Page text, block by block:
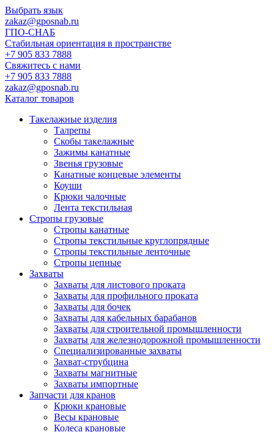
Выбрать язык
zakaz@gposnab.ru
ГПО-СНАБ
Стабильная ориентация в пространстве
+7 905 833 7888
Свяжитесь с нами
+7 905 833 7888
zakaz@gposnab.ru
Каталог товаров
Такелажные изделия
Талрепы
Скобы такелажные
Зажимы канатные
Звенья грузовые
Канатные концевые элементы
Коуши
Крюки чалочные
Лента текстильная
Стропы грузовые
Стропы канатные
Стропы текстильные круглопрядные
Стропы текстильные ленточные
Стропы цепные
Захваты
Захваты для листового проката
Захваты для профильного проката
Захваты для бочек
Захваты для кабельных барабанов
Захваты для строительной промышленности
Захваты для железнодорожной промышленности
Специализированные захваты
Захват-струбцина
Захваты магнитные
Захваты импортные
Запчасти для кранов
Крюки крановые
Весы крановые
Колеса крановые